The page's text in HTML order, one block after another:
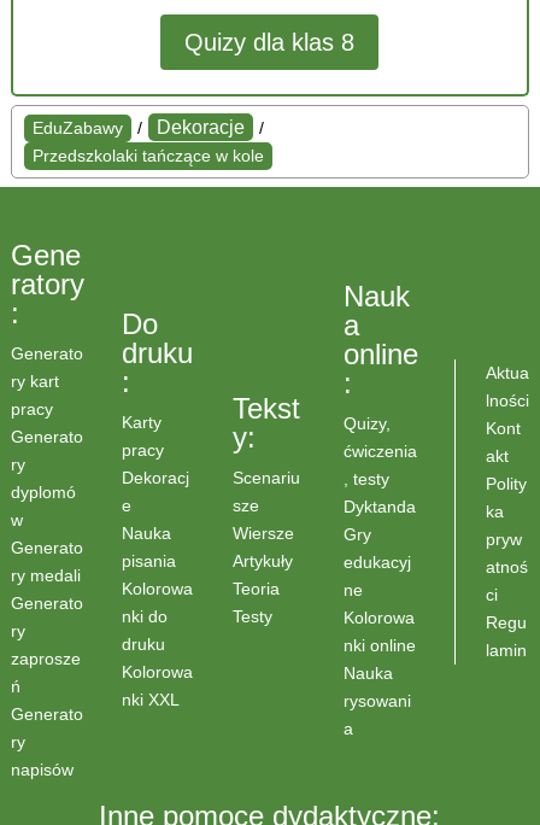
Quizy dla klas 8
EduZabawy / Dekoracje
/
Przedszkolaki tańczące w kole
Gene
ratory
:
Generato
ry kart
pracy
Generato
ry
dyplomó
w
Generato
ry medali
Generato
ry
zaprosze
ń
Generato
ry
napisów
Do
druku
:
Karty
pracy
Dekoracj
e
Nauka
pisania
Kolorowa
nki do
druku
Kolorowa
nki XXL
Tekst
y:
Scenariu
sze
Wiersze
Artykuły
Teoria
Testy
Nauk
a
online
:
Quizy,
ćwiczenia
, testy
Dyktanda
Gry
edukacyj
ne
Kolorowa
nki online
Nauka
rysowani
a
Aktua
lności
Kont
akt
Polity
ka
pryw
atnoś
ci
Regu
lamin
Inne pomoce dydaktyczne: